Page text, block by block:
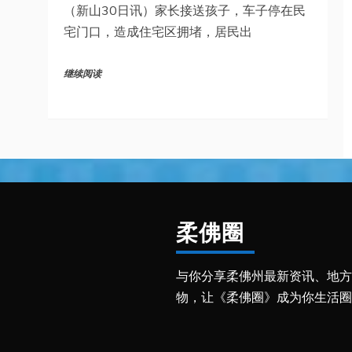
（新山30日讯）家长接送孩子，车子停在民
宅门口，造成住宅区拥堵，居民出
继续阅读
柔佛圈
与你分享柔佛州最新资讯、地
物，让《柔佛圈》成为你生活